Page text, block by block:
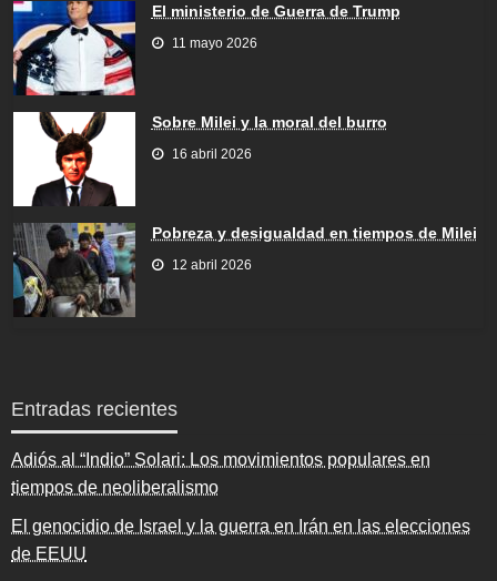
El ministerio de Guerra de Trump
11 mayo 2026
Sobre Milei y la moral del burro
16 abril 2026
Pobreza y desigualdad en tiempos de Milei
12 abril 2026
Entradas recientes
Adiós al “Indio” Solari: Los movimientos populares en
tiempos de neoliberalismo
El genocidio de Israel y la guerra en Irán en las elecciones
de EEUU